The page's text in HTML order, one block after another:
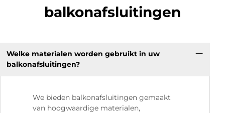
balkonafsluitingen
Welke materialen worden gebruikt in uw
balkonafsluitingen?
We bieden balkonafsluitingen gemaakt
van hoogwaardige materialen,